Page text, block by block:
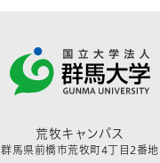
荒牧キャンパス
群馬県前橋市荒牧町4丁目2番地